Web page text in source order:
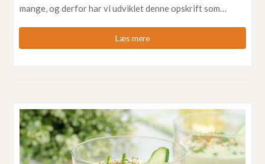
mange, og derfor har vi udviklet denne opskrift som…
Læs mere